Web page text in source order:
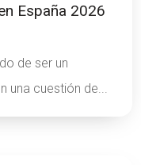
España 2026
de ser un
una cuestión de...